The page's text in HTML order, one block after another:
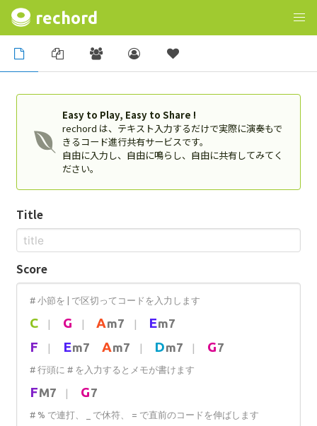
rechord
Easy to Play, Easy to Share !
rechord は、テキスト入力するだけで実際に演奏もで
きるコード進行共有サービスです。
自由に入力し、自由に鳴らし、自由に共有してみてく
ださい。
Title
Score
# 小節を | で区切ってコードを入力します
C | G | Am7 | Em7
F | Em7 Am7 | Dm7 | G7
# 行頭に # を入力するとメモが書けます
FM7 | G7
# % で連打、 _ で休符、 = で直前のコードを伸ばします